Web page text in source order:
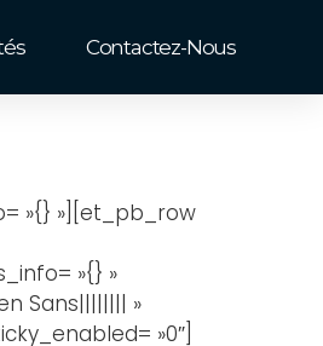
Contactez-Nous
»{} »][et_pb_row
»{} »
Sans|||||||| »
»0″]